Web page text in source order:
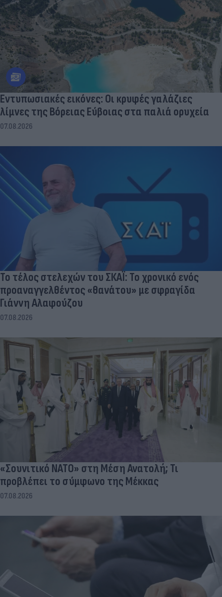
Εντυπωσιακές εικόνες: Οι κρυφές γαλάζιες
λίμνες της Βόρειας Εύβοιας στα παλιά ορυχεία
07.08.2026
Το τέλος στελεχών του ΣΚΑΪ: Το χρονικό ενός
προαναγγελθέντος «θανάτου» με σφραγίδα
Γιάννη Αλαφούζου
07.08.2026
«Σουνιτικό ΝΑΤΟ» στη Μέση Ανατολή; Τι
προβλέπει το σύμφωνο της Μέκκας
07.08.2026